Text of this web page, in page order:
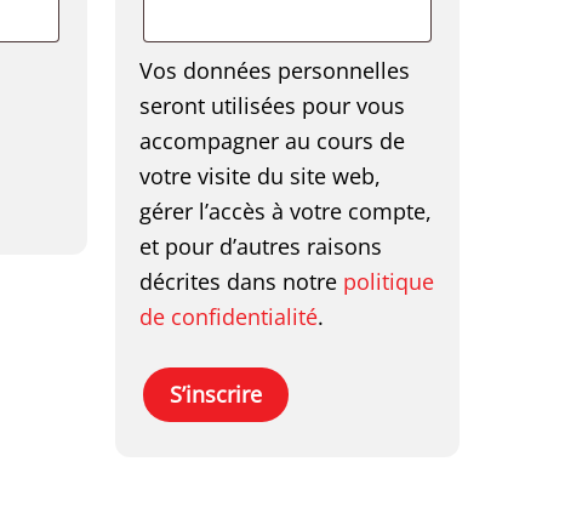
Vos données personnelles
seront utilisées pour vous
accompagner au cours de
votre visite du site web,
gérer l’accès à votre compte,
et pour d’autres raisons
décrites dans notre politique
de confidentialité.
S’inscrire